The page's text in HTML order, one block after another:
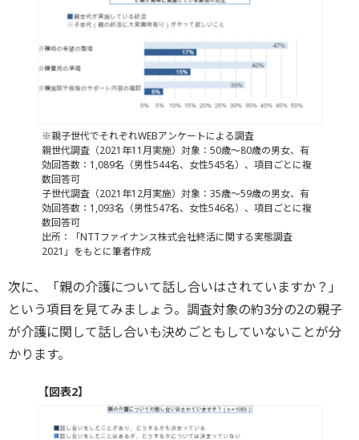
※親子世代でそれぞれWEBアンケートによる調査
親世代調査（2021年11月実施）対象：50歳～80歳の男女、有
効回答数：1,089名（男性544名、女性545名）、項目ごとに複
数回答可
子世代調査（2021年12月実施）対象：35歳～59歳の男女、有
効回答数：1,093名（男性547名、女性546名）、項目ごとに複
数回答可
出所：「NTTファイナンス株式会社終活に関する実態調査
2021」をもとに筆者作成
次に、「親の介護について話し合いはされていますか？」
という項目を見てみましょう。調査対象の約3分の2の親子
が介護に関して話し合いも決めごともしていないことが分
かります。
【図表2】